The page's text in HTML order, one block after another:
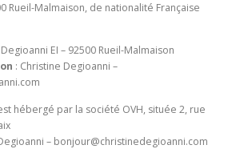
Rueil-Malmaison, de nationalité Française
EI – 92500 Rueil-Malmaison
: Christine Degioanni –
hébergé par la société OVH, située 2, rue
– bonjour@christinedegioanni.com